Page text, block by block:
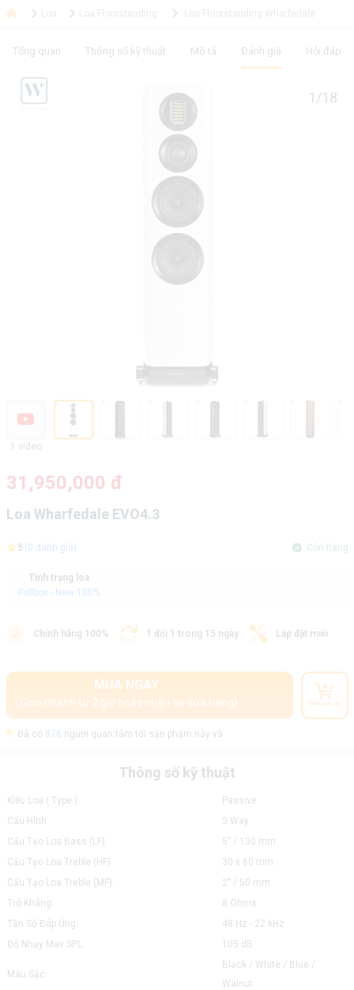
Tổng quan Thông số kỹ thuật Mô tả Đánh giá Hỏi đáp
1/18
1 video
31,950,000 đ
Loa Wharfedale EVO4.3
5 (0 đánh giá) Còn hàng
Tình trạng loa
Fullbox - New 100%
Chính hãng 100% 1 đổi 1 trong 15 ngày Lắp đặt miễn phí
MUA NGAY
(Giao nhanh từ 2 giờ hoặc nhận tại cửa hàng) Thêm vào giỏ
Đã có 876 người quan tâm tới sản phẩm này và
Thông số kỹ thuật
Kiểu Loa ( Type ):
Passive
Cấu Hình:
3 Way
Cấu Tạo Loa Bass (LF):
5" / 130 mm
Cấu Tạo Loa Treble (HF):
30 x 60 mm
Cấu Tạo Loa Treble (MF):
2" / 50 mm
Trở Kháng:
8 Ohms
Tần Số Đáp Ứng:
48 Hz - 22 kHz
Độ Nhạy Max SPL:
105 dB
Màu Sắc:
Black / White / Blue /
Walnut